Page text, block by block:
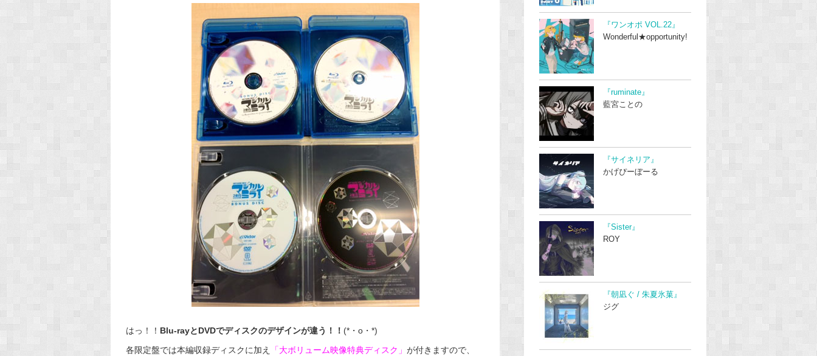
はっ！！ Blu-rayとDVDでディスクのデザインが違う！！ (*・o・*)
各限定盤では本編収録ディスクに加え
「大ボリューム映像特典ディスク」 が付きますので、
『ワンオポ VOL.22』
Wonderful★opportunity!
『ruminate』
藍宮ことの
『サイネリア』
かげぴーぼーる
『Sister』
ROY
『朝凪ぐ / 朱夏氷菓』
ジグ